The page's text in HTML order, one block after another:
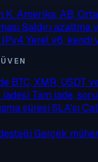
K. Amerika, AB,
Saldırı azaltma
IPv4 Yerel v6, kendi
BTC, XMR, USDT
iadesi Tam iade,
süresi SLA'sı
Gerçek